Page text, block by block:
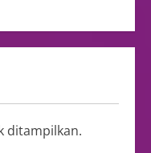
ditampilkan.